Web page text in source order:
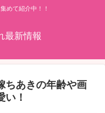
めて紹介中！！
最新情報
ちあきの年齢や画
！